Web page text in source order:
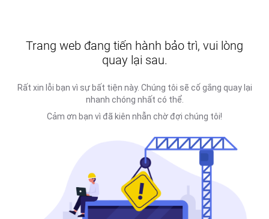
Trang web đang tiến hành bảo trì, vui lòng
quay lại sau.
Rất xin lỗi bạn vì sự bất tiện này. Chúng tôi sẽ cố gắng quay lại
nhanh chóng nhất có thể.
Cảm ơn bạn vì đã kiên nhẫn chờ đợi chúng tôi!